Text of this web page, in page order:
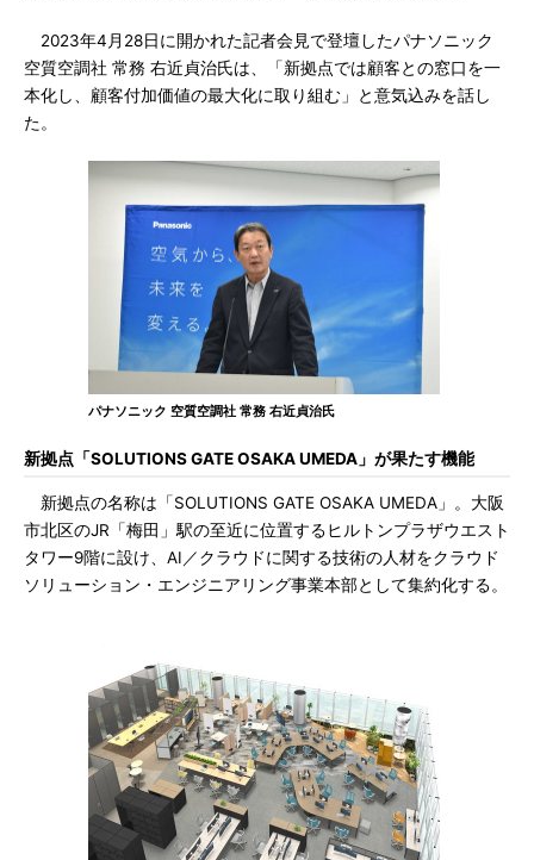
2023年4月28日に開かれた記者会見で登壇したパナソニック
空質空調社 常務 右近貞治氏は、「新拠点では顧客との窓口を一
本化し、顧客付加価値の最大化に取り組む」と意気込みを話し
た。
パナソニック 空質空調社 常務 右近貞治氏
新拠点「SOLUTIONS GATE OSAKA UMEDA」が果たす機能
新拠点の名称は「SOLUTIONS GATE OSAKA UMEDA」。大阪
市北区のJR「梅田」駅の至近に位置するヒルトンプラザウエスト
タワー9階に設け、AI／クラウドに関する技術の人材をクラウド
ソリューション・エンジニアリング事業本部として集約化する。